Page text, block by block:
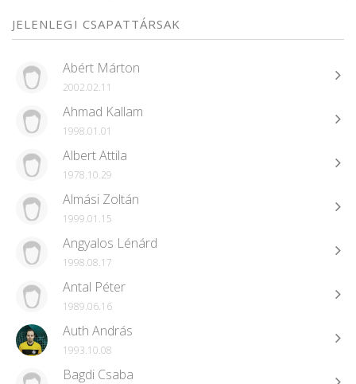
JELENLEGI CSAPATTÁRSAK
Abért Márton
2002.02.11
Ahmad Kallam
1998.01.01
Albert Attila
1978.10.29
Almási Zoltán
1999.01.15
Angyalos Lénárd
1998.08.17
Antal Péter
1989.06.16
Auth András
1993.10.08
Bagdi Csaba